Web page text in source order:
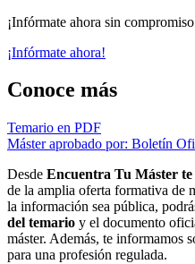
¡Infórmate ahora sin
¡Infórmate ahora!
Conoce más
Temario en PDF
Máster aprobado por: Boletín
Desde Encuentra Tu Máster te
de la amplia oferta formativa de
la información sea pública,
del temario y el documento
máster. Además, te informamos
para una profesión regulada.